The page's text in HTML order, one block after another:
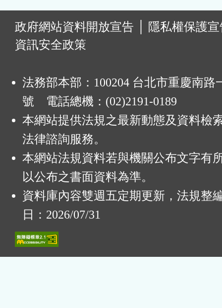
政府網站資料開放宣告
隱私權保護
資訊安全政策
法務部本部：100204 台北市重慶南路
號 電話總機：(02)2191-0189
本網站提供法規之最新動態及資料檢
法律諮詢服務。
本網站法規資料若與機關公布文字有
以公布之書面資料為準。
資料庫內容雙週五定期更新，法規整
日：2026/07/31